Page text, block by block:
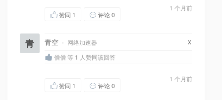
1 个月前
赞同 1 评论 0
青 青空 · 网络加速器 x
僧僧 等 1 人赞同该回答
1 个月前
赞同 1 评论 0